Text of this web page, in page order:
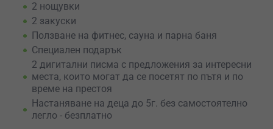
Време е за бягство в Рила
приключение сега!
2 нощувки
2 закуски
Ползване на фитнес, сауна и парна баня
Специален подарък
2 дигитални писма с предложения за интересни
места, които могат да се посетят по пътя и по
време на престоя
Настаняване на деца до 5г. без самостоятелно
легло - безплатно